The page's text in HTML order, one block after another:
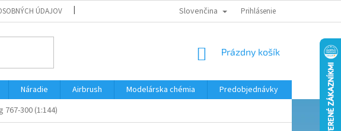
ÚDAJOV MODELÁRSKY KRÚŽOK
Slovenčina Prihlásenie
NÁKUPNÝ
Prázdny košík
Náradie Airbrush Modelárska chémia
Predobjednávky
767-300 (1:144)